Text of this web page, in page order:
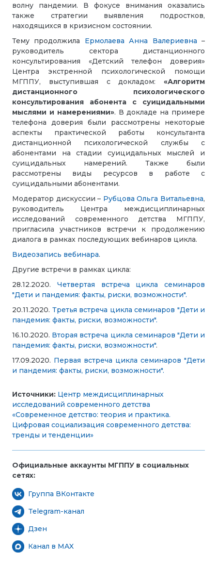
волну пандемии. В фокусе внимания оказались
также стратегии выявления подростков,
находящихся в кризисном состоянии.
Тему продолжила Ермолаева Анна Валериевна –
руководитель сектора дистанционного
консультирования «Детский телефон доверия»
Центра экстренной психологической помощи
МГППУ, выступившая с докладом: «Алгоритм
дистанционного психологического
консультирования абонента с суицидальными
мыслями и намерениями». В докладе на примере
телефона доверия были рассмотрены некоторые
аспекты практической работы консультанта
дистанционной психологической службы с
абонентами на стадии суицидальных мыслей и
суицидальных намерений. Также были
рассмотрены виды ресурсов в работе с
суицидальными абонентами.
Модератор дискуссии – Рубцова Ольга Витальевна,
руководитель Центра междисциплинарных
исследований современного детства МГППУ,
пригласила участников встречи к продолжению
диалога в рамках последующих вебинаров цикла.
Видеозапись вебинара.
Другие встречи в рамках цикла:
28.12.2020. Четвертая встреча цикла семинаров
"Дети и пандемия: факты, риски, возможности".
20.11.2020. Третья встреча цикла семинаров "Дети и
пандемия: факты, риски, возможности".
16.10.2020. Вторая встреча цикла семинаров "Дети и
пандемия: факты, риски, возможности".
17.09.2020. Первая встреча цикла семинаров "Дети
и пандемия: факты, риски, возможности".
Источники: Центр междисциплинарных
исследований современного детства
«Современное детство: теория и практика.
Цифровая социализация современного детства:
тренды и тенденции»
Официальные аккаунты МГППУ в социальных
сетях:
Группа ВКонтакте
Telegram-канал
Дзен
Канал в MAX